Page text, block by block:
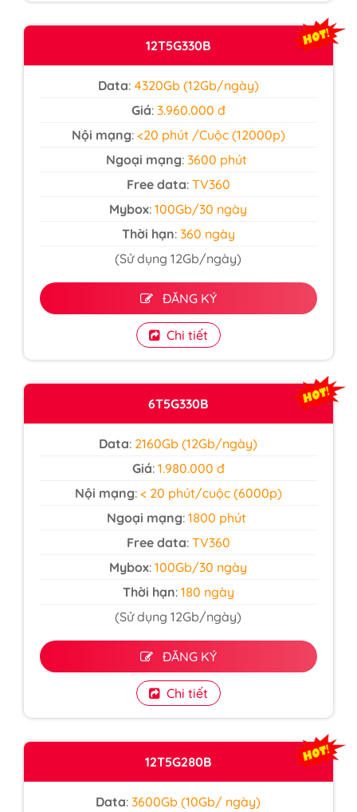
12T5G330B
Data:4320Gb (12Gb/ngày)
Giá: 3.960.000 đ
Nội mạng: <20 phút /Cuộc (12000p)
Ngoại mạng: 3600 phút
Free data: TV360
Mybox:100Gb/30 ngày
Thời hạn:360 ngày
(Sử dụng 12Gb/ngày)
ĐĂNG KÝ
Chi tiết
6T5G330B
Data: 2160Gb (12Gb/ngày)
Giá: 1.980.000 đ
Nội mạng: < 20 phút/cuộc (6000p)
Ngoại mạng: 1800 phút
Free data: TV360
Mybox:100Gb/30 ngày
Thời hạn:180 ngày
(Sử dụng 12Gb/ngày)
ĐĂNG KÝ
Chi tiết
12T5G280B
Data: 3600Gb (10Gb/ ngày)